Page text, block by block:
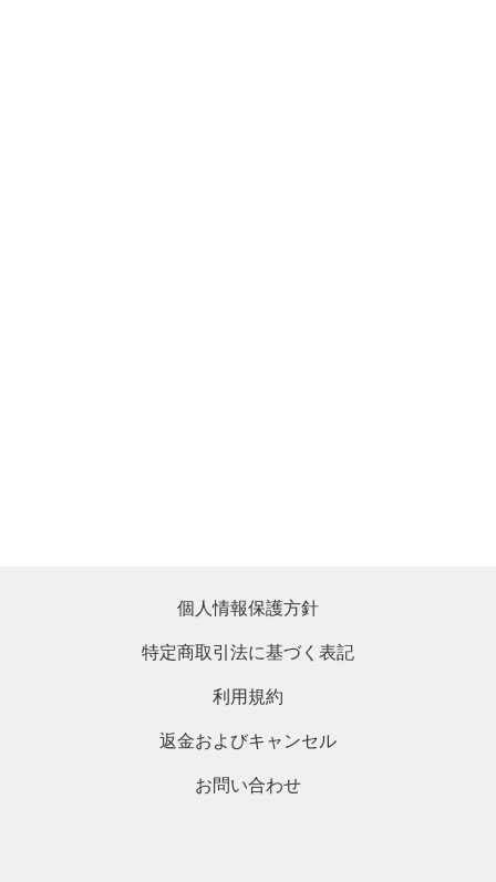
個人情報保護方針
特定商取引法に基づく表記
利用規約
返金およびキャンセル
お問い合わせ